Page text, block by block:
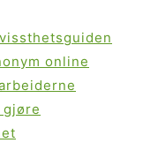
online